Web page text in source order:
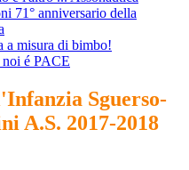
71° anniversario della
a misura di bimbo!
é PACE
Sguerso-
A.S. 2017-2018